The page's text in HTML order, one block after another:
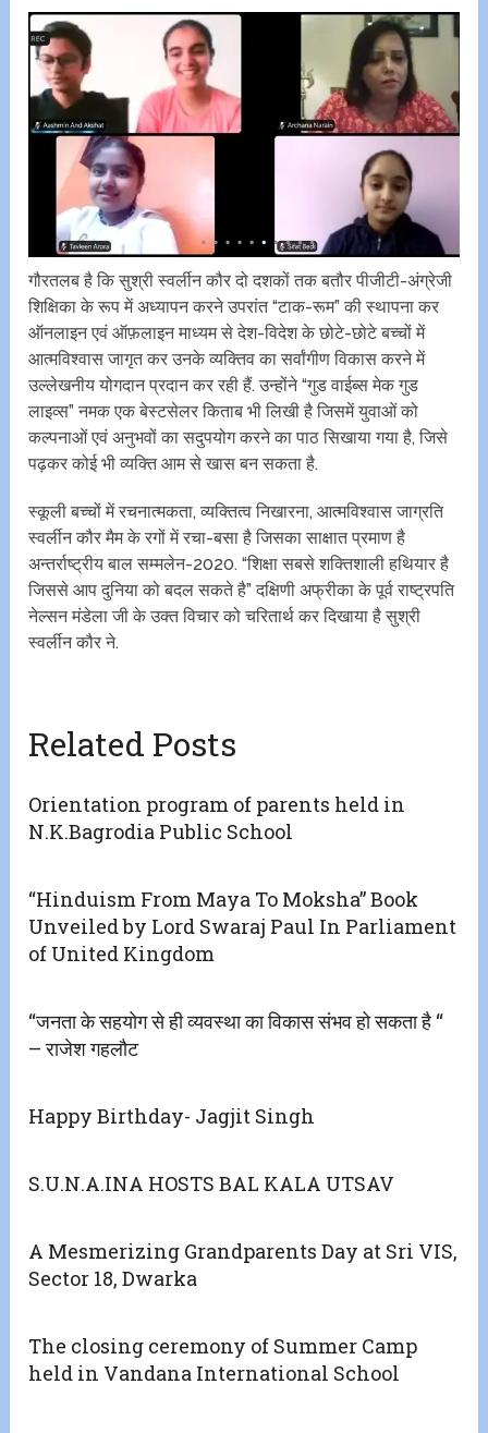
गौरतलब है कि सुश्री स्वर्लीन कौर दो दशकों तक बतौर पीजीटी-अंग्रेजी
शिक्षिका के रूप में अध्यापन करने उपरांत “टाक-रूम” की स्थापना कर
ऑनलाइन एवं ऑफ़लाइन माध्यम से देश-विदेश के छोटे-छोटे बच्चों में
आत्मविश्वास जागृत कर उनके व्यक्तिव का सर्वांगीण विकास करने में
उल्लेखनीय योगदान प्रदान कर रही हैं. उन्होंने “गुड वाईब्स मेक गुड
लाइव्स” नमक एक बेस्टसेलर किताब भी लिखी है जिसमें युवाओं को
कल्पनाओं एवं अनुभवों का सदुपयोग करने का पाठ सिखाया गया है, जिसे
पढ़कर कोई भी व्यक्ति आम से खास बन सकता है.
स्कूली बच्चों में रचनात्मकता, व्यक्तित्व निखारना, आत्मविश्वास जाग्रति
स्वर्लीन कौर मैम के रगों में रचा-बसा है जिसका साक्षात प्रमाण है
अन्तर्राष्ट्रीय बाल सम्मलेन-2020. “शिक्षा सबसे शक्तिशाली हथियार है
जिससे आप दुनिया को बदल सकते है” दक्षिणी अफ्रीका के पूर्व राष्ट्रपति
नेल्सन मंडेला जी के उक्त विचार को चरितार्थ कर दिखाया है सुश्री
स्वर्लीन कौर ने.
Related Posts
Orientation program of parents held in
N.K.Bagrodia Public School
“Hinduism From Maya To Moksha” Book
Unveiled by Lord Swaraj Paul In Parliament
of United Kingdom
“जनता के सहयोग से ही व्यवस्था का विकास संभव हो सकता है “
– राजेश गहलौट
Happy Birthday- Jagjit Singh
S.U.N.A.INA HOSTS BAL KALA UTSAV
A Mesmerizing Grandparents Day at Sri VIS,
Sector 18, Dwarka
The closing ceremony of Summer Camp
held in Vandana International School